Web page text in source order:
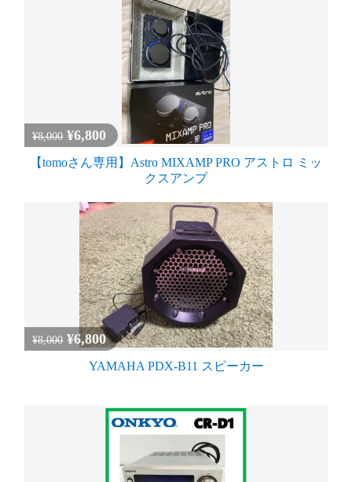
¥8,000 ¥6,800
【tomoさん専用】Astro MIXAMP PRO アストロ ミッ
クスアンプ
¥8,000 ¥6,800
YAMAHA PDX-B11 スピーカー